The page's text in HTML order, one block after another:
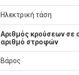
Ηλεκτρική τάση
Αριθμός κρούσεων σε
αριθμό στροφών
Βάρος